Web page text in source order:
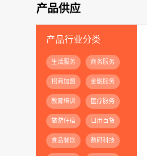
产品供应
产品行业分类
生活服务 商务服务
招商加盟 金融服务
教育培训 医疗服务
旅游住宿 日用百货
食品餐饮 数码科技